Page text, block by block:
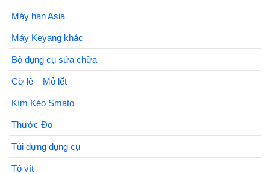
Máy hàn Asia
Máy Keyang khác
Bộ dụng cụ sửa chữa
Cờ lê – Mỏ lết
Kìm Kéo Smato
Thước Đo
Túi đựng dụng cụ
Tô vít